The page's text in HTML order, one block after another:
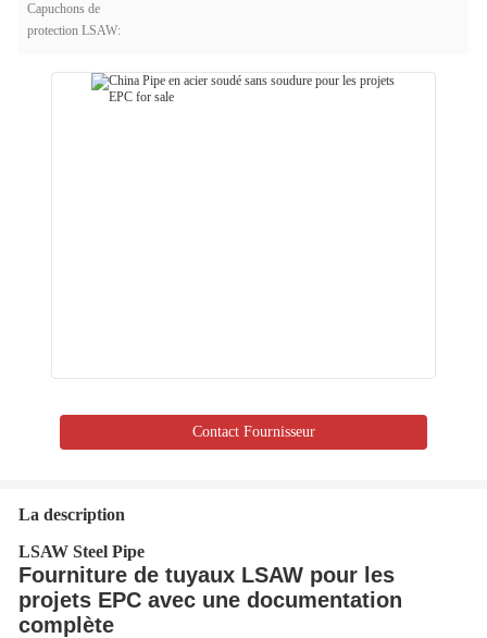
Capuchons de
protection LSAW:
Contact Fournisseur
La description
LSAW Steel Pipe
Fourniture de tuyaux LSAW pour les
projets EPC avec une documentation
complète